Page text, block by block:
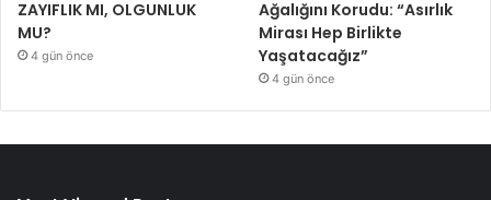
ZAYIFLIK MI, OLGUNLUK
MU?
4 gün önce
Ağalığını Korudu: “Asırlık
Mirası Hep Birlikte
Yaşatacağız”
4 gün önce